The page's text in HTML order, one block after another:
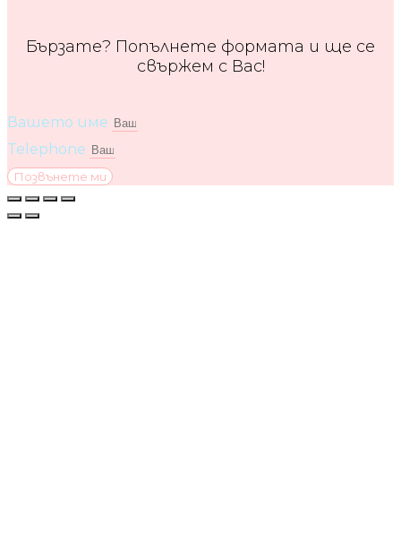
Бързате? Попълнете формата и ще се
свържем с Вас!
Вашето име
Telephone
Позвънете ми